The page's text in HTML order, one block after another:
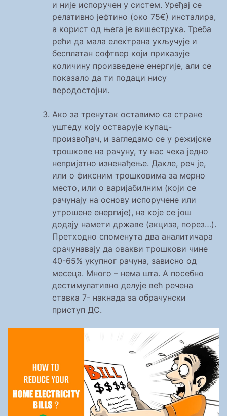
и није испоручен у систем. Уређај се
релативно јефтино (око 75€) инсталира,
а корист од њега је вишеструка. Треба
рећи да мала електрана укључује и
бесплатан софтвер који приказује
количину произведене енергије, али се
показало да ти подаци нису
веродостојни.
Ако за тренутак оставимо са стране
уштеду коју остварује купац-
произвођач, и загледамо се у режијске
трошкове на рачуну, ту нас чека једно
непријатно изненађење. Дакле, реч је,
или о фиксним трошковима за мерно
место, или о варијабилним (који се
рачунају на основу испоручене или
утрошене енергије), на које се још
додају намети државе (акциза, порез…).
Претходно споменута два аналитичара
срачунавају да овакви трошкови чине
40-65% укупног рачуна, зависно од
месеца. Много – нема шта. А посебно
дестимулативно делује већ речена
ставка 7- накнада за обрачунски
приступ ДС.